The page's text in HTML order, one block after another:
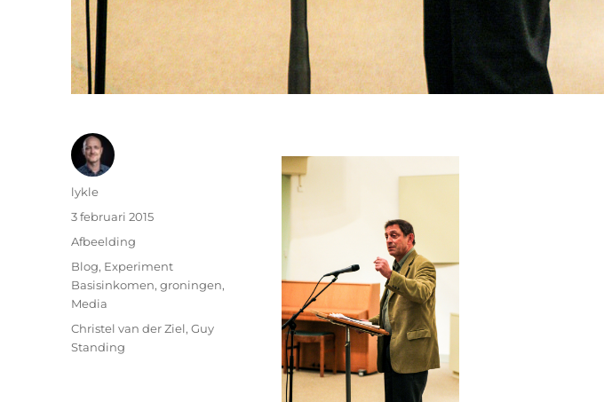
Auteur
lykle
Geplaatst
op
3 februari 2015
Format
Afbeelding
Categorieën
Blog, Experiment
Basisinkomen,groningen,
Media
Tags
Christel van der Ziel,Guy
Standing